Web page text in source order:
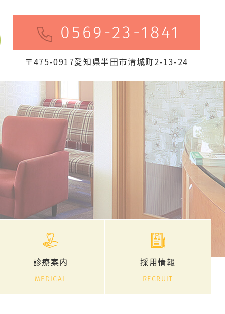
0569-23-1841
〒475-0917愛知県半田市清城町2-13-24
診療案内
MEDICAL
採用情報
RECRUIT